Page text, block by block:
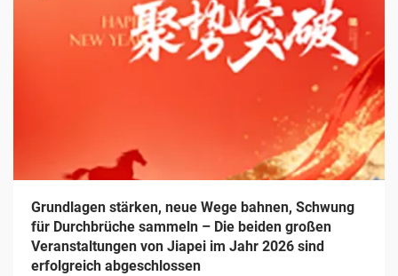
Grundlagen stärken, neue Wege bahnen, Schwung
für Durchbrüche sammeln – Die beiden großen
Veranstaltungen von Jiapei im Jahr 2026 sind
erfolgreich abgeschlossen